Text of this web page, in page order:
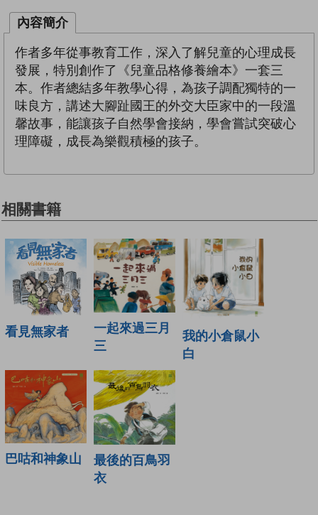
內容簡介
作者多年從事教育工作，深入了解兒童的心理成長
發展，特別創作了《兒童品格修養繪本》一套三
本。作者總結多年教學心得，為孩子調配獨特的一
味良方，講述大腳趾國王的外交大臣家中的一段溫
馨故事，能讓孩子自然學會接納，學會嘗試突破心
理障礙，成長為樂觀積極的孩子。
相關書籍
看見無家者
一起來過三月
三
我的小倉鼠小
白
巴咕和神象山
最後的百鳥羽
衣